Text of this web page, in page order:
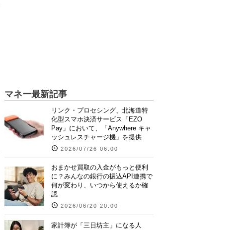
マネー最新記事
リンク・プロセシング、北海道特
化型スマホ決済サービス「EZO
Pay」において、「Anywhere キャ
ッシュレスチャージ機」を提供
2026/07/26 06:00
おまかせ買取の入金がもっと便利
に？みんなの銀行の振込API連携で
何が変わり、いつから使えるか確
認
2026/06/20 20:00
家計簿が「三日坊主」になる人